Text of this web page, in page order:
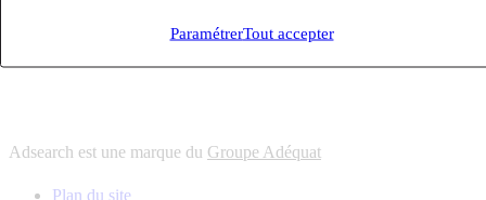
ParamétrerTout accepter
proximité avec nos clients et nos talents
Adsearch est une marque du Groupe Adéquat
Plan du site